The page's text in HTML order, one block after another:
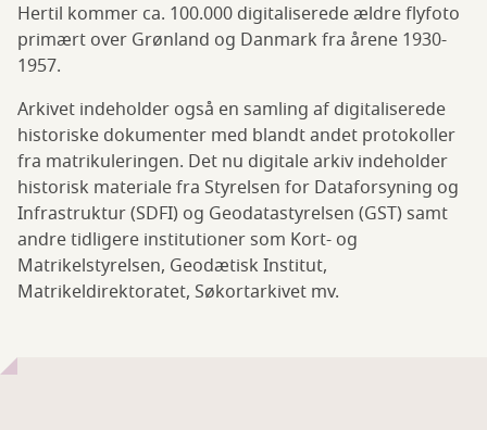
Hertil kommer ca. 100.000 digitaliserede ældre flyfoto
primært over Grønland og Danmark fra årene 1930-
1957.
Arkivet indeholder også en samling af digitaliserede
historiske dokumenter med blandt andet protokoller
fra matrikuleringen. Det nu digitale arkiv indeholder
historisk materiale fra Styrelsen for Dataforsyning og
Infrastruktur (SDFI) og Geodatastyrelsen (GST) samt
andre tidligere institutioner som Kort- og
Matrikelstyrelsen, Geodætisk Institut,
Matrikeldirektoratet, Søkortarkivet mv.